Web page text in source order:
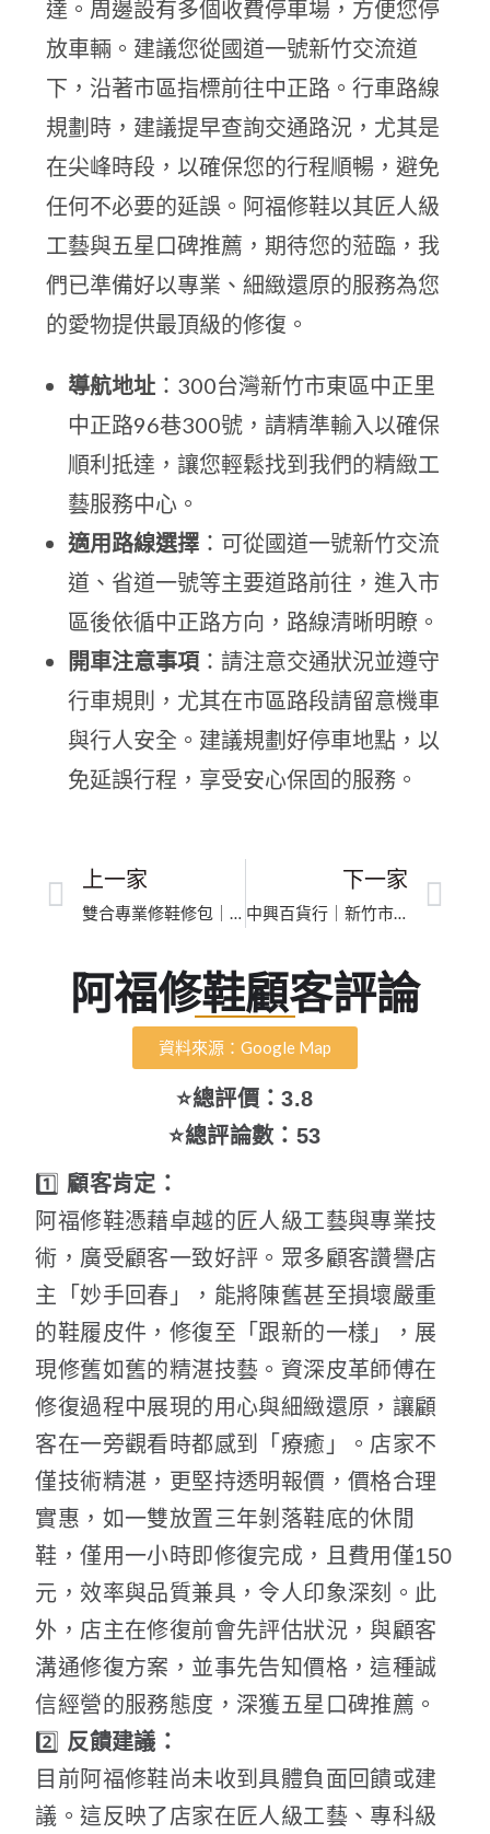
達。周邊設有多個收費停車場，方便您停
放車輛。建議您從國道一號新竹交流道
下，沿著市區指標前往中正路。行車路線
規劃時，建議提早查詢交通路況，尤其是
在尖峰時段，以確保您的行程順暢，避免
任何不必要的延誤。阿福修鞋以其匠人級
工藝與五星口碑推薦，期待您的蒞臨，我
們已準備好以專業、細緻還原的服務為您
的愛物提供最頂級的修復。
導航地址 ：300台灣新竹市東區中正里
中正路96巷300號，請精準輸入以確保
順利抵達，讓您輕鬆找到我們的精緻工
藝服務中心。
適用路線選擇 ：可從國道一號新竹交流
道、省道一號等主要道路前往，進入市
區後依循中正路方向，路線清晰明瞭。
開車注意事項 ：請注意交通狀況並遵守
行車規則，尤其在市區路段請留意機車
與行人安全。建議規劃好停車地點，以
免延誤行程，享受安心保固的服務。
上一家
雙合專業修鞋修包｜桃園市皮夾內襯更換｜匠人級工藝精修奢華皮件
下一家
中興百貨行｜新竹市包包換拉鍊｜完美手作工藝、皮革五金細膩修復
阿福修鞋顧客評論
資料來源：Google Map
⭐總評價：3.8
⭐總評論數：53
1️⃣ 顧客肯定：
阿福修鞋憑藉卓越的匠人級工藝與專業技
術，廣受顧客一致好評。眾多顧客讚譽店
主「妙手回春」，能將陳舊甚至損壞嚴重
的鞋履皮件，修復至「跟新的一樣」，展
現修舊如舊的精湛技藝。資深皮革師傅在
修復過程中展現的用心與細緻還原，讓顧
客在一旁觀看時都感到「療癒」。店家不
僅技術精湛，更堅持透明報價，價格合理
實惠，如一雙放置三年剝落鞋底的休閒
鞋，僅用一小時即修復完成，且費用僅150
元，效率與品質兼具，令人印象深刻。此
外，店主在修復前會先評估狀況，與顧客
溝通修復方案，並事先告知價格，這種誠
信經營的服務態度，深獲五星口碑推薦。
2️⃣ 反饋建議：
目前阿福修鞋尚未收到具體負面回饋或建
議。這反映了店家在匠人級工藝、專科級